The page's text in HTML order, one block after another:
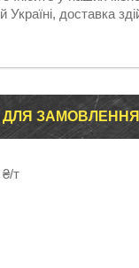
доставка
ДЛЯ ЗАМОВЛЕННЯ
₴/т